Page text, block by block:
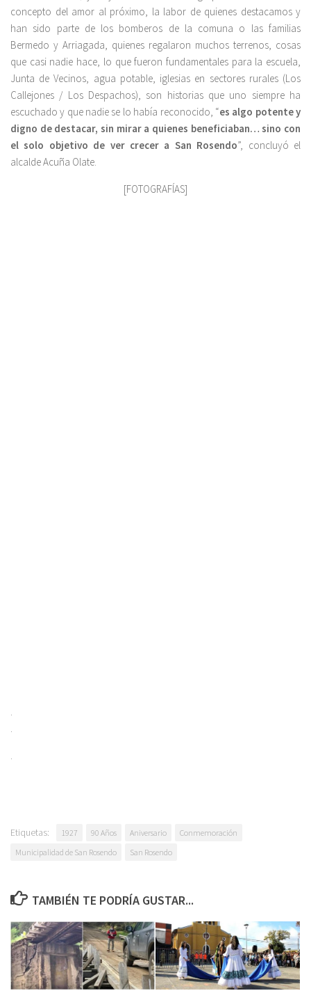
concepto del amor al próximo, la labor de quienes destacamos y
han sido parte de los bomberos de la comuna o las familias
Bermedo y Arriagada, quienes regalaron muchos terrenos, cosas
que casi nadie hace, lo que fueron fundamentales para la escuela,
Junta de Vecinos, agua potable, iglesias en sectores rurales (Los
Callejones / Los Despachos), son historias que uno siempre ha
escuchado y que nadie se lo había reconocido, “es algo potente y
digno de destacar, sin mirar a quienes beneficiaban… sino con
el solo objetivo de ver crecer a San Rosendo”, concluyó el
alcalde Acuña Olate.
[FOTOGRAFÍAS]
Etiquetas: 1927 90 Años Aniversario
Conmemoración
Municipalidad de San Rosendo
San Rosendo
TAMBIÉN TE PODRÍA GUSTAR...